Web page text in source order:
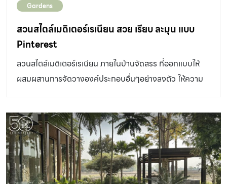
ลักษณะเป็นพุ่มกลมๆ และตัดเล็มไม้ไผ่บ้างเมื่อกิ่งก้านสูงขึ้น
นอกจากนี้การปลูกไผ่มักจะต้องคอยหมั่นเก็บกวาดใบอยู่เสมอ
จึงอาจเลือกปลูกในมุมเล็กๆ หรือเลือกใช้พรรณไม้ที่มีลักษณะ
ใบใกล้เคียงแทน เพื่อลดความถี่ในการเก็บกวาดลง พรรณไม้
แนะนำสำหรับการจัด สวนญี่ปุ่นสวยๆ รวมภาพ สวนญี่ปุ่น
สวยๆ หลากหลายสไตล์ หนังสือ “กว่าจะเป็นสวนญี่ปุ่น” เล่มนี้
ประวัติศาสตร์สวน หลักคิดของคนญี่ปุ่นและรูปแบบสวนแต่ละ
ยุคสมัย โดยเริ่มจาก ภาคแรก (บทที่1-10) นำเสนอความหมาย
และความเป็นมาของสวนญี่ปุ่น ภาคสอง (บทที่11-20) นำ
เสนอปรัชญาการลงมือจัดและดูแลสวนญี่ปุ่นตามแบบฉบับ
ของคนญี่ปุ่น ทั้งการวางหิน ปลูกต้นไม้ จัดวางองค์ประกอบ
Gardens
สวนสไตล์เมดิเตอร์เรเนียน สวย เรียบ ละมุน แบบ
Pinterest
สวนสไตล์เมดิเตอร์เรเนียน ภายในบ้านจัดสรร ที่ออกแบบให้
ผสมผสานการจัดวางองค์ประกอบอื่นๆอย่างลงตัว ให้ความ